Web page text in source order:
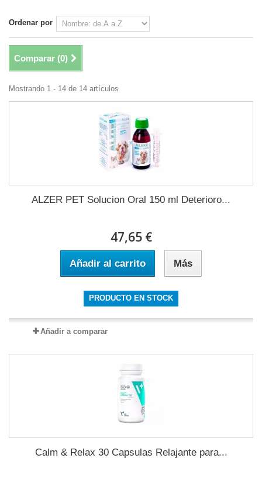
Ordenar por
Comparar (0)
Mostrando 1 - 14 de 14 artículos
ALZER PET Solucion Oral 150 ml Deterioro...
47,65 €
Añadir al carrito Más
PRODUCTO EN STOCK
Añadir a comparar
Calm & Relax 30 Capsulas Relajante para...